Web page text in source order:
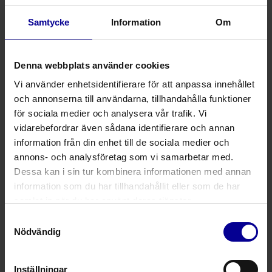
Samtycke Information Om
Denna webbplats använder cookies
Vi använder enhetsidentifierare för att anpassa innehållet
och annonserna till användarna, tillhandahålla funktioner
för sociala medier och analysera vår trafik. Vi
vidarebefordrar även sådana identifierare och annan
information från din enhet till de sociala medier och
annons- och analysföretag som vi samarbetar med.
Dessa kan i sin tur kombinera informationen med annan
information som du har tillhandahållit eller som de har
Nödvändig
Inställningar
Den trubbiga änden bidrar till att minska risken för
Intuberingsstylet
Se relaterade produkter
Steril
Engångs
Latexfri
Dela